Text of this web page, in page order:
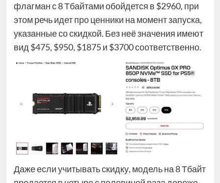
флагман с 8 Тбайтами обойдется в $2960, при
этом речь идет про ценники на момент запуска,
указанные со скидкой. Без неё значения имеют
вид $475, $950, $1875 и $3700 соответственно.
Даже если учитывать скидку, модель на 8 Тбайт